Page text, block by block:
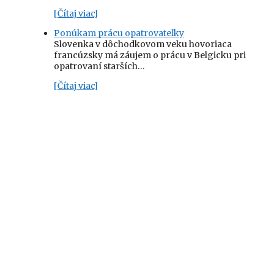
[Čítaj viac]
Ponúkam prácu opatrovateľky
Slovenka v dôchodkovom veku hovoriaca
francúzsky má záujem o prácu v Belgicku pri
opatrovaní starších…
[Čítaj viac]